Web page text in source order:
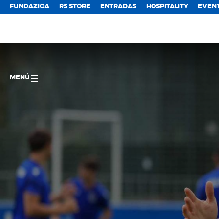
FUNDAZIOA RS STORE ENTRADAS HOSPITALITY
MENÚ